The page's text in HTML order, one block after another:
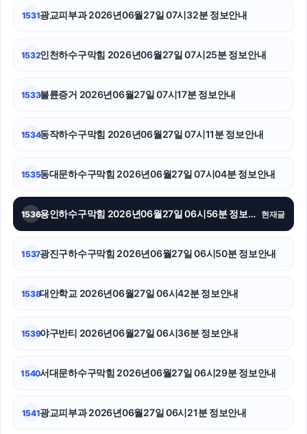
항암요양병원
강동하수구막힘
수원이혼전문변호사
인천형사전문변호사
수원형사변호사
서대문구하수구막힘
1531광교피부과 2026년06월27일 07시32분 정보안내
1532인천하수구막힘 2026년06월27일 07시25분 정보안내
1533불륜증거 2026년06월27일 07시17분 정보안내
1534동작하수구막힘 2026년06월27일 07시11분 정보안내
1535동대문하수구막힘 2026년06월27일 07시04분 정보안내
1536 용인하수구막힘 2026년06월27일 06시56분 정보안내 현재글
1537광진구하수구막힘 2026년06월27일 06시50분 정보안내
1538대안학교 2026년06월27일 06시42분 정보안내
1539야구반티 2026년06월27일 06시36분 정보안내
1540서대문하수구막힘 2026년06월27일 06시29분 정보안내
1541광교피부과 2026년06월27일 06시21분 정보안내